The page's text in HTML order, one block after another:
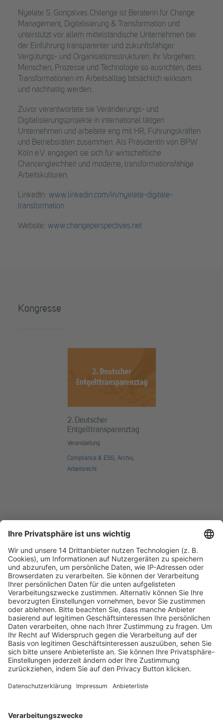
Nyelete S. Gonçalves Chilenge ist Beraterin für Change
Management, Digitalisierung & Transformation und
unterstützt vor allem mittelständische Unternehmen bei
der Einführung transparenter und zukunftsfähiger
Vergütungs- und Organisationsstrukturen. Ihr Vorgehen:
Menschen, Prozesse und Technologie so ausrichten, dass
Transformationen im Arbeitsalltag tatsächlich wirksam
und nachhaltig werden.
Zuvor verantwortete sie Veränderungs- und
Digitalisierungsprojekte in international tätigen
Unternehmen und arbeitete eng mit HR, Führungskräften
und Betriebsräten zusammen. Als Präsidentin von BPW
Köln e.V. engagiert sie sich für wirtschaftliche
Chancengleichheit und moderne, transformationsfähige
Arbeitskulturen.
LinkedIn: www.linkedin.com/in/nyelete-digitale-
transformation
Website: www.changeperspectives.net
Kongresse
2. Deutscher
Entgelttransparenztag
Veranstaltung
Compliance & ESG, Archiv,
Arbeitsrecht
Fachmedien Recht und Wirtschaft
Ein Fachbereich der
dfv Mediengruppe
Mainzer Landstr. 251
60326 Frankfurt am Main
E-Mail:info@ruw.de
Web:https://www.ruw.de
AGB